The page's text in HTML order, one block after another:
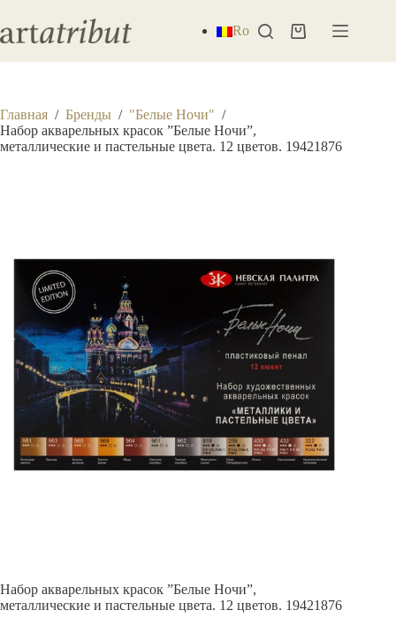
сути
Ro Корзина
Главная / Бренды / "Белые Ночи" /
Набор акварельных красок ”Белые Ночи”,
металлические и пастельные цвета. 12 цветов. 19421876
Набор акварельных красок ”Белые Ночи”,
металлические и пастельные цвета. 12 цветов. 19421876